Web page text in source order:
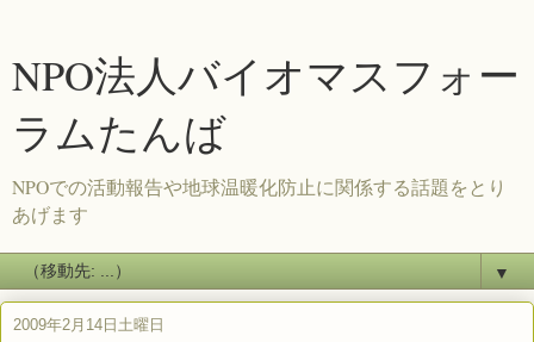
NPO法人バイオマスフォー
ラムたんば
NPOでの活動報告や地球温暖化防止に関係する話題をとり
あげます
▼
2009年2月14日土曜日